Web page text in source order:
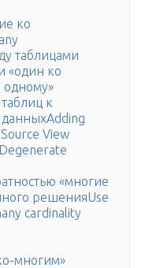
ко
таблицами
«один ко
одному»
к
View
«многие
решенияUse
cardinality
многим»